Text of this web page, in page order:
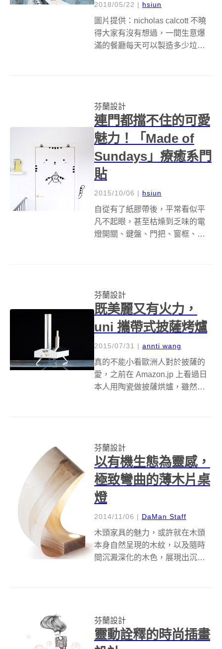
2018/05/22 | hsiun
圖片提供：nicholas calcott 不曉
得大家有沒有想過，一間生意爆
滿的餐廳每天可以製造多少垃
芬蘭設計
連門都擋不住的可愛
魅力！「Made of
Sundays」療癒系門
貼
2015/10/06 | hsiun
自從有了紙膠帶後，平常看似平
凡不起眼，甚至枯燥到乏味的電
燈開關、鍵盤、門把、窗框、收
牌Made of Sundays，推出了以
環...
芬蘭設計
既美麗又有火力，
uni 攜帶式披薩烤爐
2015/07/31 | annti wang
真的不能小看歐洲人對於披薩的
愛，之前在 Amazon.jp 上看過日
本人用陶瓷做披薩烘爐，雖然溫
Kristian Tapani...
芬蘭設計
以有機生態為靈感，
極致彎曲的薄木片桌
燈
2014/11/06 | DaMan Staff
木頭家具的魅力，或許就在木頭
本身自然呈現的木紋，以及隨時
間沉澱深化的木色，展現出沉穩
Nature」計劃，...
芬蘭設計
靈動詮釋的時尚插畫